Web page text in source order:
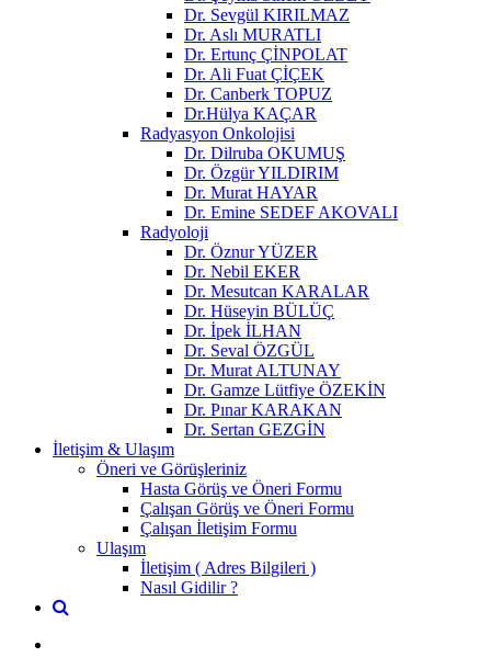
Dr. Sevgül KIRILMAZ
Dr. Aslı MURATLI
Dr. Ertunç ÇİNPOLAT
Dr. Ali Fuat ÇİÇEK
Dr. Canberk TOPUZ
Dr.Hülya KAÇAR
Radyasyon Onkolojisi
Dr. Dilruba OKUMUŞ
Dr. Özgür YILDIRIM
Dr. Murat HAYAR
Dr. Emine SEDEF AKOVALI
Radyoloji
Dr. Öznur YÜZER
Dr. Nebil EKER
Dr. Mesutcan KARALAR
Dr. Hüseyin BÜLÜÇ
Dr. İpek İLHAN
Dr. Seval ÖZGÜL
Dr. Murat ALTUNAY
Dr. Gamze Lütfiye ÖZEKİN
Dr. Pınar KARAKAN
Dr. Sertan GEZGİN
İletişim & Ulaşım
Öneri ve Görüşleriniz
Hasta Görüş ve Öneri Formu
Çalışan Görüş ve Öneri Formu
Çalışan İletişim Formu
Ulaşım
İletişim ( Adres Bilgileri )
Nasıl Gidilir ?